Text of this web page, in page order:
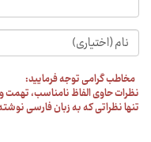
مخاطب گرامی توجه فرمایید:
نظرات حاوی الفاظ نامناسب، تهمت
تنها نظراتی که به زبان فارسی